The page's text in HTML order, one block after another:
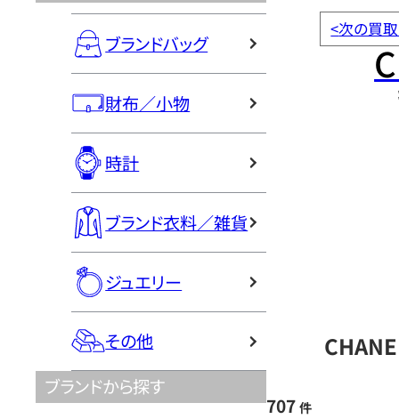
ブランドバッグ
財布／小物
時計
ブランド衣料／雑貨
ジュエリー
その他
ブランドから探す
<次の買
707 件